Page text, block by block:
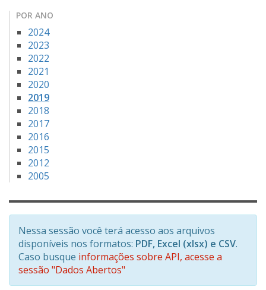
POR ANO
2024
2023
2022
2021
2020
2019
2018
2017
2016
2015
2012
2005
Nessa sessão você terá acesso aos arquivos
disponíveis nos formatos: PDF, Excel (xlsx) e CSV.
Caso busque informações sobre API, acesse a
sessão "Dados Abertos"